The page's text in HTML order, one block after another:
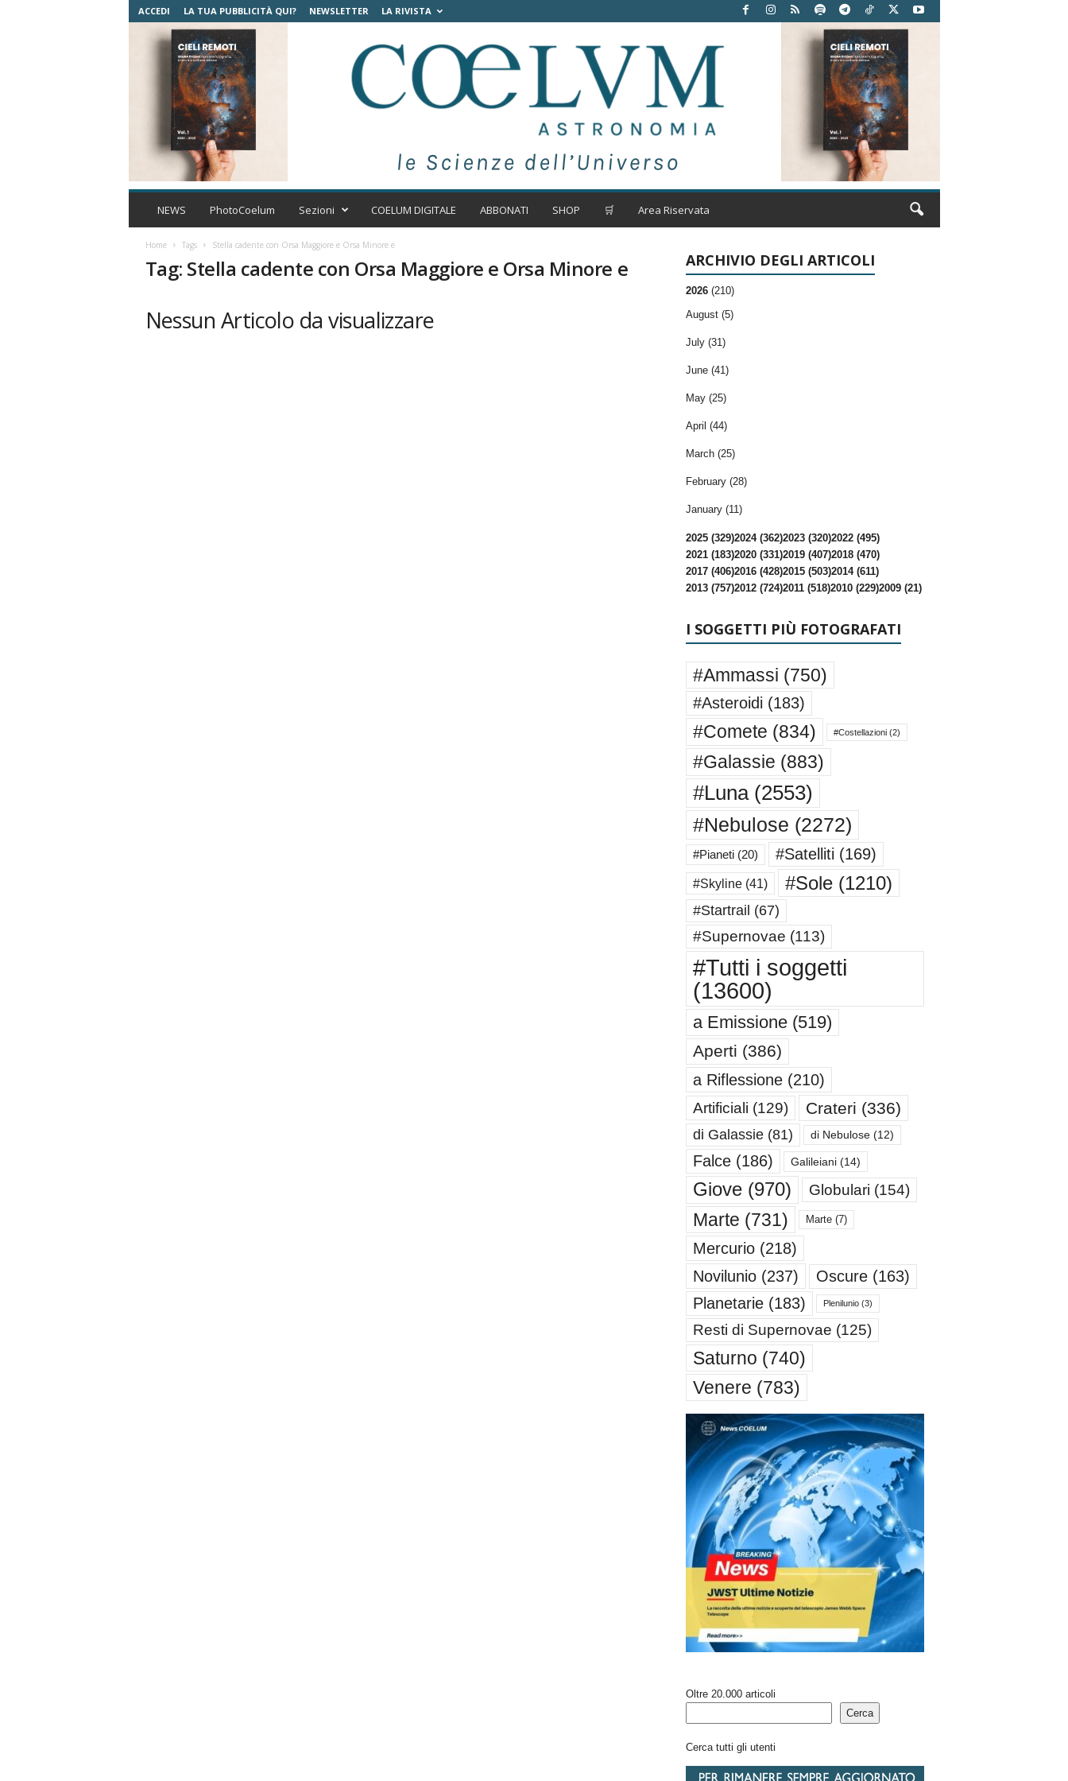
ACCEDI LA TUA PUBBLICITÀ QUI? NEWSLETTER LA RIVISTA
C
m
t
NEWS PhotoCoelum Sezioni COELUM DIGITALE ABBONATI SHOP 🛒 Area Riservata
Home Tags Stella cadente con Orsa Maggiore e Orsa Minore e
Tag: Stella cadente con Orsa Maggiore e Orsa Minore e
Nessun Articolo da visualizzare
ARCHIVIO DEGLI ARTICOLI
2026 (210)
August (5)
July (31)
June (41)
May (25)
April (44)
March (25)
February (28)
January (11)
2025 (329)2024 (362)2023 (320)2022 (495)
2021 (183)2020 (331)2019 (407)2018 (470)
2017 (406)2016 (428)2015 (503)2014 (611)
2013 (757)2012 (724)2011 (518)2010 (229)2009 (21)
I SOGGETTI PIÙ FOTOGRAFATI
#Ammassi (750)
#Asteroidi (183)
#Comete (834) #Costellazioni(2)
#Galassie (883)
#Luna(2553)
#Nebulose (2272)
#Pianeti(20) #Satelliti (169)
#Skyline(41) #Sole(1210)
#Startrail (67)
#Supernovae (113)
#Tutti i soggetti
(13600)
a Emissione(519)
Aperti (386)
a Riflessione(210)
Artificiali (129) Crateri (336)
di Galassie(81) di Nebulose(12)
Falce(186) Galileiani(14)
Giove(970) Globulari (154)
Marte (731) Marte(7)
Mercurio(218)
Novilunio(237) Oscure(163)
Planetarie(183) Plenilunio(3)
Resti di Supernovae (125)
Saturno (740)
Venere (783)
Oltre 20.000 articoli
Cerca
Cerca tutti gli utenti